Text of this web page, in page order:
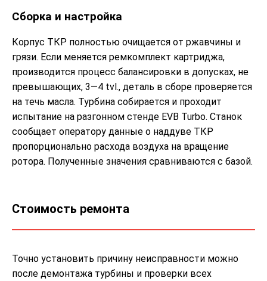
Сборка и настройка
Корпус ТКР полностью очищается от ржавчины и
грязи. Если меняется ремкомплект картриджа,
производится процесс балансировки в допусках, не
превышающих, 3—4 tvl., деталь в сборе проверяется
на течь масла. Турбина собирается и проходит
испытание на разгонном стенде EVB Turbo. Станок
сообщает оператору данные о наддуве ТКР
пропорционально расхода воздуха на вращение
ротора. Полученные значения сравниваются с базой.
Стоимость ремонта
Точно установить причину неисправности можно
после демонтажа турбины и проверки всех